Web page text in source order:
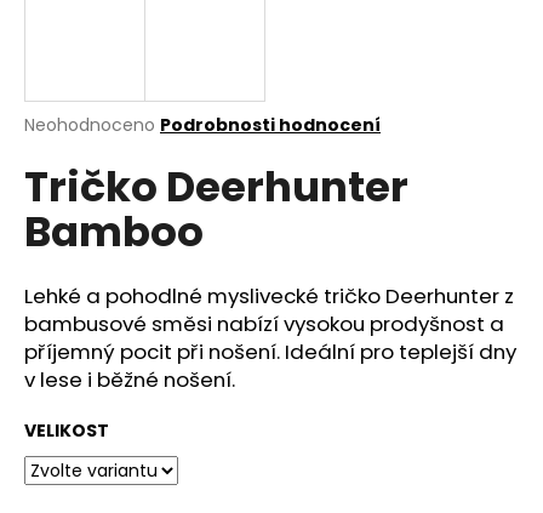
Průměrné
produktu
0,0
hvězdiček.
Neohodnoceno Podrobnosti hodnocení
Tričko Deerhunter
Bamboo
Lehké a pohodlné myslivecké tričko Deerhunter z
bambusové směsi nabízí vysokou prodyšnost a
příjemný pocit při nošení. Ideální pro teplejší dny
v lese i běžné nošení.
VELIKOST
í
t
D
p
o
r